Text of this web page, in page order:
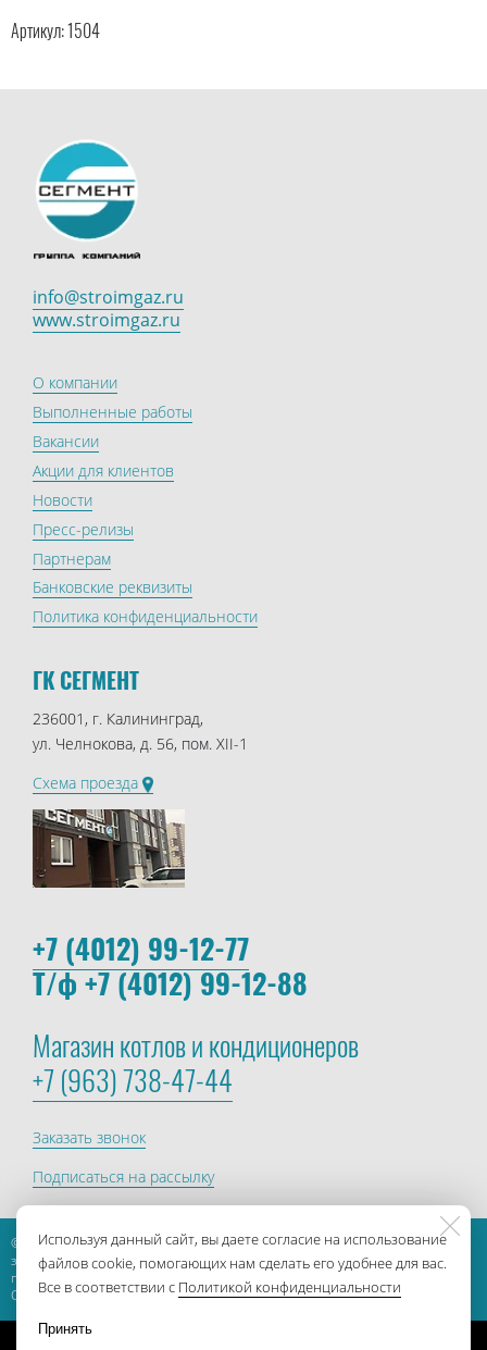
Артикул: 1504
info@stroimgaz.ru
www.stroimgaz.ru
О компании
Выполненные работы
Вакансии
Акции для клиентов
Новости
Пресс-релизы
Партнерам
Банковские реквизиты
Политика конфиденциальности
ГК СЕГМЕНТ
236001, г. Калининград,
ул. Челнокова, д. 56, пом. XII-1
Схема проезда
+7 (4012) 99-12-77
Т/ф +7 (4012) 99-12-88
Магазин котлов и кондиционеров
+7 (963) 738-47-44
Заказать звонок
Подписаться на рассылку
© 2013-2026, ГК Сегмент. Все права
защищены. Создание и
продвижение сайта
БИЗНЕС-
СТАРТЕР
Используя данный сайт, вы даете согласие на использование
файлов cookie, помогающих нам сделать его удобнее для вас.
Все в соответствии с Политикой конфиденциальности
Принять